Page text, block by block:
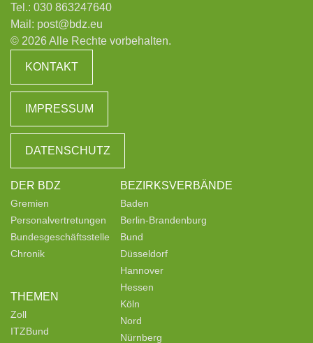
Tel.: 030 863247640
Mail: post@bdz.eu
© 2026 Alle Rechte vorbehalten.
KONTAKT
IMPRESSUM
DATENSCHUTZ
DER BDZ
Gremien
Personalvertretungen
Bundesgeschäftsstelle
Chronik
THEMEN
Zoll
ITZBund
BEZIRKSVERBÄNDE
Baden
Berlin-Brandenburg
Bund
Düsseldorf
Hannover
Hessen
Köln
Nord
Nürnberg